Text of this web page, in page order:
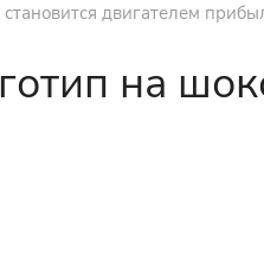
двигателем
на